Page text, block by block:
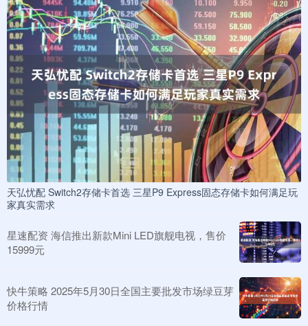
天弘忧配 Switch2存储卡首选 三星P9 Express固态存储卡如何满足玩
家真实需求
星速配资 海信推出新款Mini LED旗舰电视，售价
15999元
快牛策略 2025年5月30日全国主要批发市场绿豆芽
价格行情